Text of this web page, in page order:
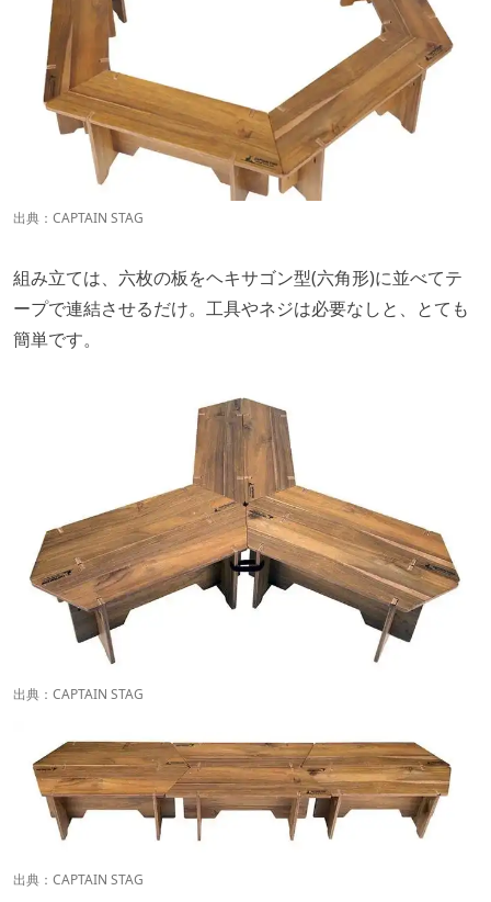
出典： CAPTAIN STAG
組み立ては、六枚の板をヘキサゴン型(六角形)に並べてテ
ープで連結させるだけ。工具やネジは必要なしと、とても
簡単です。
出典： CAPTAIN STAG
出典： CAPTAIN STAG